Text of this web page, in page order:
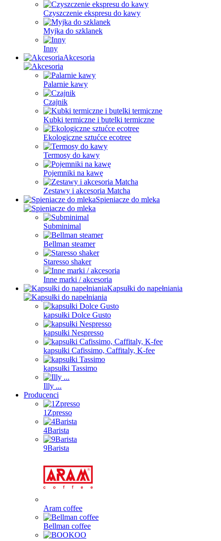
Czyszczenie ekspresu do kawy
Myjka do szklanek
Inny
Akcesoria
Palarnie kawy
Czajnik
Kubki termiczne i butelki termiczne
Ekologiczne sztućce ecotree
Termosy do kawy
Pojemniki na kawę
Zestawy i akcesoria Matcha
Spieniacze do mleka
Subminimal
Bellman steamer
Staresso shaker
Inne marki / akcesoria
Kapsułki do napełniania
kapsułki Dolce Gusto
kapsułki Nespresso
kapsułki Cafissimo, Caffitaly, K-fee
kapsułki Tassimo
Illy ...
Producenci
1Zpresso
4Barista
9Barista
Aram coffee
Bellman coffee